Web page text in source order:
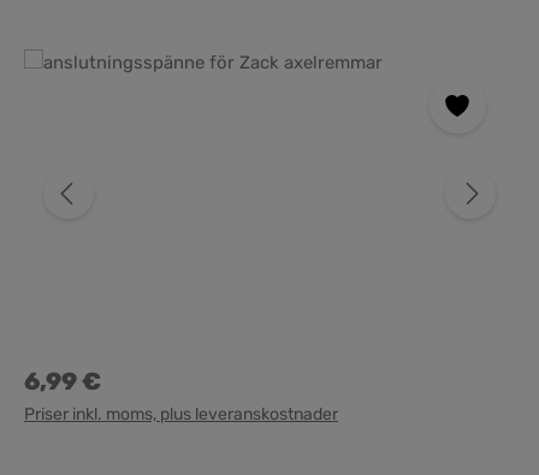
Hoppa över bildgalleri
6,99 €
Priser inkl. moms, plus leveranskostnader